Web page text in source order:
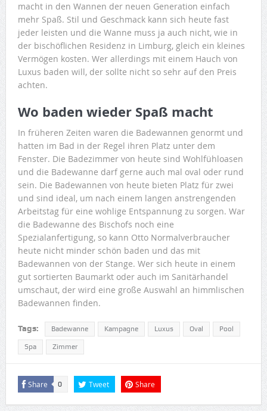
macht in den Wannen der neuen Generation einfach
mehr Spaß. Stil und Geschmack kann sich heute fast
jeder leisten und die Wanne muss ja auch nicht, wie in
der bischöflichen Residenz in Limburg, gleich ein kleines
Vermögen kosten. Wer allerdings mit einem Hauch von
Luxus baden will, der sollte nicht so sehr auf den Preis
achten.
Wo baden wieder Spaß macht
In früheren Zeiten waren die Badewannen genormt und
hatten im Bad in der Regel ihren Platz unter dem
Fenster. Die Badezimmer von heute sind Wohlfühloasen
und die Badewanne darf gerne auch mal oval oder rund
sein. Die Badewannen von heute bieten Platz für zwei
und sind ideal, um nach einem langen anstrengenden
Arbeitstag für eine wohlige Entspannung zu sorgen. War
die Badewanne des Bischofs noch eine
Spezialanfertigung, so kann Otto Normalverbraucher
heute nicht minder schön baden und das mit
Badewannen von der Stange. Wer sich heute in einem
gut sortierten Baumarkt oder auch im Sanitärhandel
umschaut, der wird eine große Auswahl an himmlischen
Badewannen finden.
Tags: Badewanne Kampagne Luxus Oval Pool
Spa Zimmer
Share 0 Tweet Share